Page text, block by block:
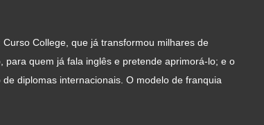
College, que já transformou milhares de
para quem já fala inglês e pretende aprimorá-lo; e o
diplomas internacionais. O modelo de franquia